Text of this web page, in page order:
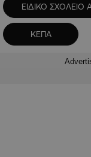
ΕΙΔΙΚΟ
ΚΕΠΑ